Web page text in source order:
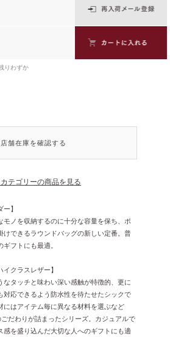
わずか
店舗在庫を確認する
テゴリーの商品を見る
ー】
モノを収納するのに十分な容量を保ち、ポ
けできるラウンドバッグの新しい定番。普
フトにも最適。
イクラスレザー】
なタッチと味わい深い感触が特徴的、更に
対応できるよう防水性を待たせたシックで
にはアイテム毎に異なる材料を選ぶなど
だわりが詰まったシリーズ。カジュアルで
感を盛り込んだ大切な人へのギフトにも適